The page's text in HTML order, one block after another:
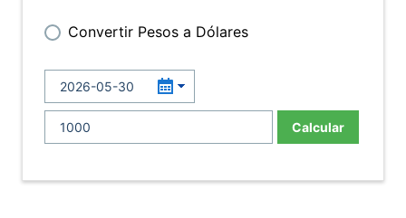
Convertir Pesos a Dólares
Calcular